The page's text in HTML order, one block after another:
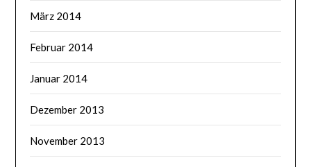
März 2014
Februar 2014
Januar 2014
Dezember 2013
November 2013